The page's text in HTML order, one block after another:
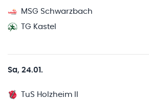
MSG Schwarzbach
TG Kastel
Sa, 24.01.
TuS Holzheim II